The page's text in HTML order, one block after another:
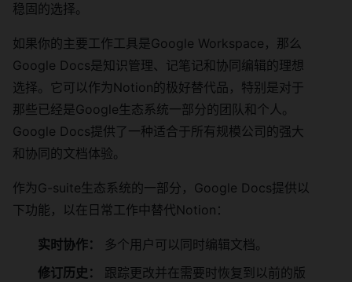
稳固的选择。
如果你的主要工作工具是Google Workspace，那么
Google Docs是知识管理、记笔记和协同编辑的理想
选择。它可以作为Notion的极好替代品，特别是对于
那些已经是Google生态系统一部分的团队和个人。
Google Docs提供了一种适合于所有规模公司的强大
和协同的文档体验。
作为G-suite生态系统的一部分，Google Docs提供以
下功能，以在日常工作中替代Notion：
实时协作：
多个用户可以同时编辑文档。
修订历史：
跟踪更改并在需要时恢复到以前的版